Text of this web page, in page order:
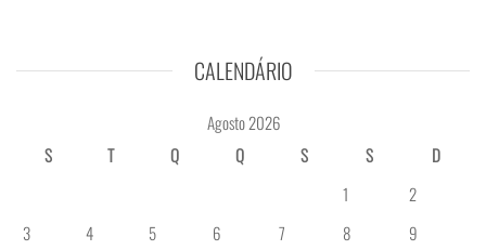
CALENDÁRIO
Agosto 2026
S
T Q Q S S
D
1
2
3
4 5 6 7 8
9